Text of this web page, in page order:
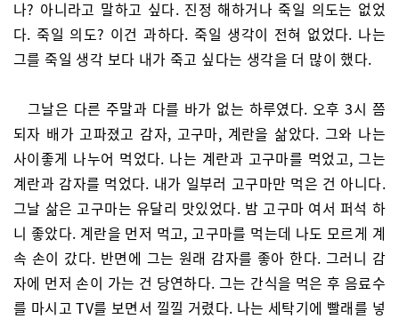
나? 아니라고 말하고 싶다. 진정 해하거나 죽일 의도는 없었
다. 죽일 의도? 이건 과하다. 죽일 생각이 전혀 없었다. 나는
그를 죽일 생각 보다 내가 죽고 싶다는 생각을 더 많이 했다.
그날은 다른 주말과 다를 바가 없는 하루였다. 오후 3시 쯤
되자 배가 고파졌고 감자, 고구마, 계란을 삶았다. 그와 나는
사이좋게 나누어 먹었다. 나는 계란과 고구마를 먹었고, 그는
계란과 감자를 먹었다. 내가 일부러 고구마만 먹은 건 아니다.
그날 삶은 고구마는 유달리 맛있었다. 밤 고구마 여서 퍼석 하
니 좋았다. 계란을 먼저 먹고, 고구마를 먹는데 나도 모르게 계
속 손이 갔다. 반면에 그는 원래 감자를 좋아 한다. 그러니 감
자에 먼저 손이 가는 건 당연하다. 그는 간식을 먹은 후 음료수
를 마시고 TV를 보면서 낄낄 거렸다. 나는 세탁기에 빨래를 넣